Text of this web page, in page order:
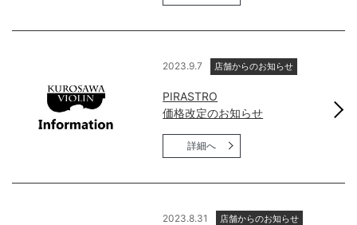
2023.9.7 店舗からのお知らせ
PIRASTRO
価格改定のお知らせ
詳細へ
2023.8.31 店舗からのお知らせ